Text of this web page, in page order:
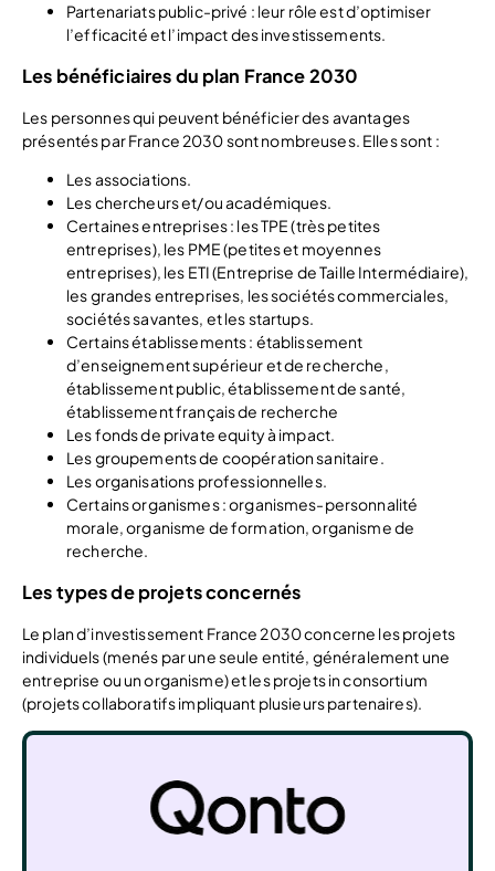
Partenariats public-privé : leur rôle est d’optimiser
l’efficacité et l’impact des investissements.
Les bénéficiaires du plan France 2030
Les personnes qui peuvent bénéficier des avantages
présentés par France 2030 sont nombreuses. Elles sont :
Les associations.
Les chercheurs et/ou académiques.
Certaines entreprises : les TPE (très petites
entreprises), les PME (petites et moyennes
entreprises), les ETI (Entreprise de Taille Intermédiaire),
les grandes entreprises, les sociétés commerciales,
sociétés savantes, et les startups.
Certains établissements : établissement
d’enseignement supérieur et de recherche,
établissement public, établissement de santé,
établissement français de recherche
Les fonds de private equity à impact.
Les groupements de coopération sanitaire.
Les organisations professionnelles.
Certains organismes : organismes-personnalité
morale, organisme de formation, organisme de
recherche.
Les types de projets concernés
Le plan d’investissement France 2030 concerne les projets
individuels (menés par une seule entité, généralement une
entreprise ou un organisme) et les projets in consortium
(projets collaboratifs impliquant plusieurs partenaires).